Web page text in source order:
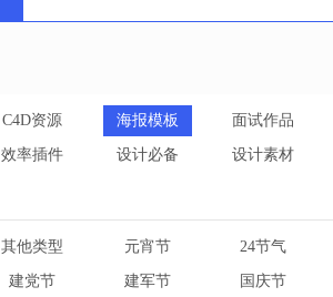
C4D资源 海报模板 面试作品
效率插件 设计必备 设计素材
其他类型 元宵节 24节气
建党节 建军节 国庆节